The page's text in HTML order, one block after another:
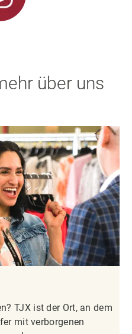
über uns
TJX ist der Ort, an dem
mit verborgenen